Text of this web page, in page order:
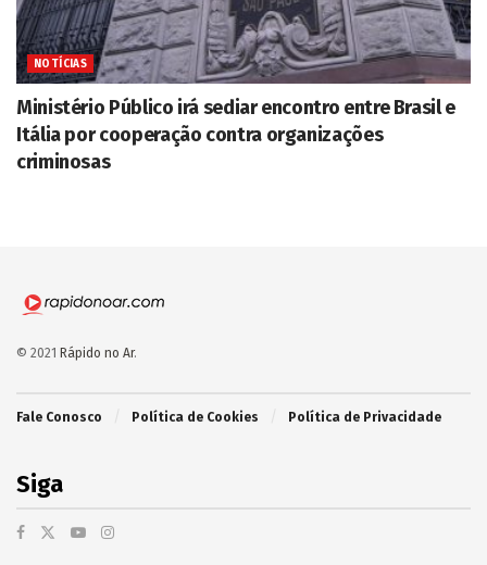
NOTÍCIAS
Ministério Público irá sediar encontro entre Brasil e
Itália por cooperação contra organizações
criminosas
© 2021 Rápido no Ar.
Fale Conosco Política de Cookies Política de Privacidade
Siga